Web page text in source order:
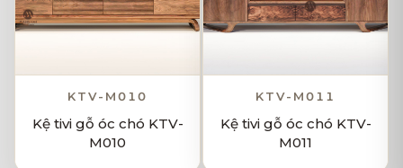
KTV-M010
Kệ tivi gỗ óc chó KTV-
M010
KTV-M011
Kệ tivi gỗ óc chó KTV-
M011